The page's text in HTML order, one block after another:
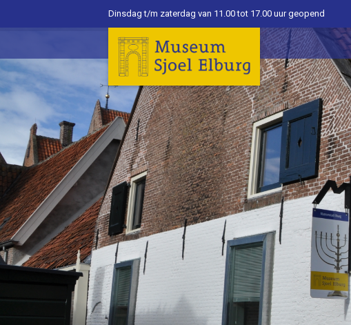
Dinsdag t/m zaterdag van 11.00 tot 17.00 uur geopend